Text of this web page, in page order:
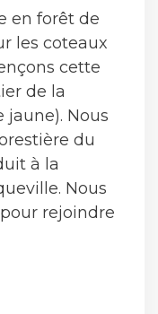
en forêt de
les coteaux
cette
de la
jaune). Nous
du
à la
Nous
rejoindre